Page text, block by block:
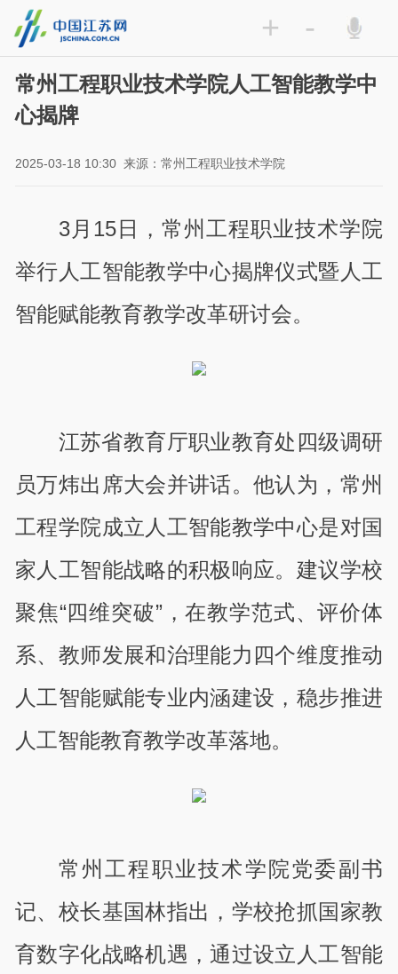
+ -
常州工程职业技术学院人工智能教学中
心揭牌
2025-03-18 10:30 来源：常州工程职业技术学院
3月15日，常州工程职业技术学院
举行人工智能教学中心揭牌仪式暨人工
智能赋能教育教学改革研讨会。
江苏省教育厅职业教育处四级调研
员万炜出席大会并讲话。他认为，常州
工程学院成立人工智能教学中心是对国
家人工智能战略的积极响应。建议学校
聚焦“四维突破”，在教学范式、评价体
系、教师发展和治理能力四个维度推动
人工智能赋能专业内涵建设，稳步推进
人工智能教育教学改革落地。
常州工程职业技术学院党委副书
记、校长基国林指出，学校抢抓国家教
育数字化战略机遇，通过设立人工智能